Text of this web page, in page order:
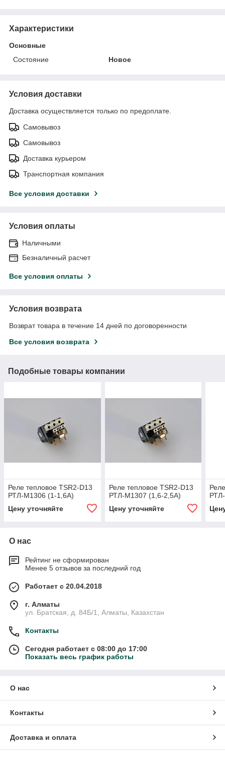
Характеристики
Основные
Состояние
Новое
Условия доставки
Доставка осуществляется только по предоплате.
Самовывоз
Самовывоз
Доставка курьером
Транспортная компания
Все условия доставки
Условия оплаты
Наличными
Безналичный расчет
Все условия оплаты
Условия возврата
Возврат товара в течение 14 дней по договоренности
Все условия возврата
Подобные товары компании
Реле тепловое TSR2-D13
РТЛ-М1306 (1-1,6A)
Цену уточняйте
Реле тепловое TSR2-D13
РТЛ-М1307 (1,6-2,5A)
Цену уточняйте
О нас
Рейтинг не сформирован
Менее 5 отзывов за последний год
Работает с 20.04.2018
г. Алматы
ул. Братская, д. 84Б/1, Алматы, Казахстан
Контакты
Сегодня работает с 08:00 до 17:00
Показать весь график работы
О нас
Контакты
Доставка и оплата